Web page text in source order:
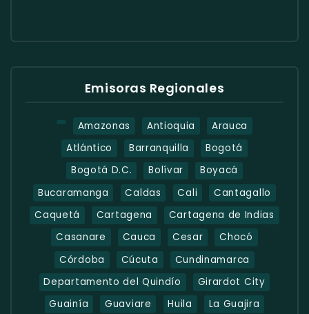
Emisoras Regionales
Amazonas Antioquia
Arauca
Atlántico
Barranquilla
Bogotá
Bogotá D.C.
Bolívar
Boyacá
Bucaramanga
Caldas Cali
Cantagallo
Caquetá
Cartagena
Cartagena de Indias
Casanare
Cauca Cesar
Chocó
Córdoba
Cúcuta
Cundinamarca
Departamento del Quindío
Girardot City
Guainía
Guaviare Huila La Guajira